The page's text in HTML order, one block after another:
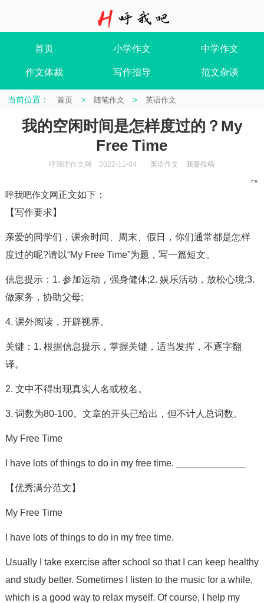
首页 小学作文 中学作文
作文体裁 写作指导 范文杂谈
当前位置： 首页 > 随笔作文 > 英语作文
我的空闲时间是怎样度过的？My
Free Time
呼我吧作文网 2022-11-04 英语作文 我要投稿
呼我吧作文网正文如下：
【写作要求】
亲爱的同学们，课余时间、周末、假日，你们通常都是怎样
度过的呢?请以“My Free Time”为题，写一篇短文。
信息提示：1. 参加运动，强身健体;2. 娱乐活动，放松心境;3.
做家务，协助父母;
4. 课外阅读，开辟视界。
关键：1. 根据信息提示，掌握关键，适当发挥，不逐字翻
译。
2. 文中不得出现真实人名或校名。
3. 词数为80-100。文章的开头已给出，但不计人总词数。
My Free Time
I have lots of things to do in my free time. _____________
【优秀满分范文】
My Free Time
I have lots of things to do in my free time.
Usually I take exercise after school so that I can keep healthy
and study better. Sometimes I listen to the music for a while,
which is a good way to relax myself. Of course, I help my